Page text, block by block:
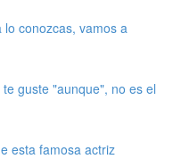
conozcas, vamos a
guste "aunque", no es el
esta famosa actriz